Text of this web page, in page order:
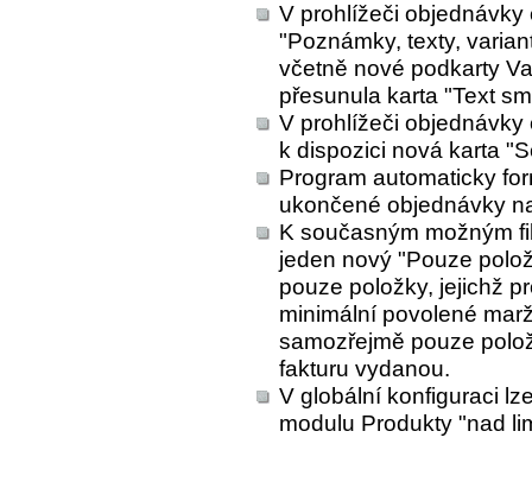
V prohlížeči
"Poznámky, texty,
včetně nové podkarty
přesunula karta "Text
V prohlížeči
k dispozici nová karta
Program automaticky
ukončené objednávky
K současným možným
jeden nový "Pouze
pouze položky, jejichž
minimální povolené
samozřejmě pouze
fakturu vydanou.
V globální konfiguraci
modulu Produkty "nad